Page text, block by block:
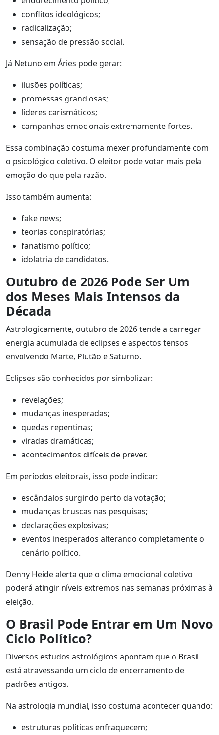
conflitos ideológicos;
radicalização;
sensação de pressão social.
Já Netuno em Áries pode gerar:
ilusões políticas;
promessas grandiosas;
líderes carismáticos;
campanhas emocionais extremamente fortes.
Essa combinação costuma mexer profundamente com
o psicológico coletivo. O eleitor pode votar mais pela
emoção do que pela razão.
Isso também aumenta:
fake news;
teorias conspiratórias;
fanatismo político;
idolatria de candidatos.
Outubro de 2026 Pode Ser Um
dos Meses Mais Intensos da
Década
Astrologicamente, outubro de 2026 tende a carregar
energia acumulada de eclipses e aspectos tensos
envolvendo Marte, Plutão e Saturno.
Eclipses são conhecidos por simbolizar:
revelações;
mudanças inesperadas;
quedas repentinas;
viradas dramáticas;
acontecimentos difíceis de prever.
Em períodos eleitorais, isso pode indicar:
escândalos surgindo perto da votação;
mudanças bruscas nas pesquisas;
declarações explosivas;
eventos inesperados alterando completamente o
cenário político.
Denny Heide alerta que o clima emocional coletivo
poderá atingir níveis extremos nas semanas próximas à
eleição.
O Brasil Pode Entrar em Um Novo
Ciclo Político?
Diversos estudos astrológicos apontam que o Brasil
está atravessando um ciclo de encerramento de
padrões antigos.
Na astrologia mundial, isso costuma acontecer quando:
estruturas políticas enfraquecem;